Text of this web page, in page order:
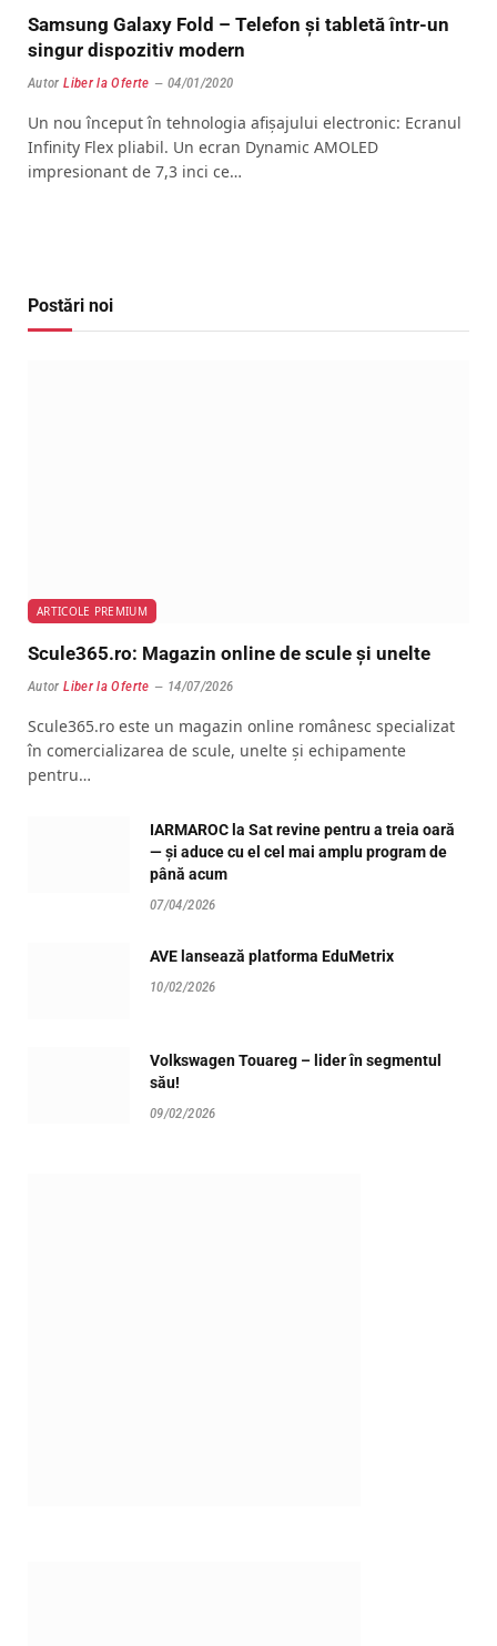
Samsung Galaxy Fold – Telefon și tabletă într-un
singur dispozitiv modern
Autor Liber la Oferte 04/01/2020
Un nou început în tehnologia afișajului electronic: Ecranul
Infinity Flex pliabil. Un ecran Dynamic AMOLED
impresionant de 7,3 inci ce…
Postări noi
ARTICOLE PREMIUM
Scule365.ro: Magazin online de scule și unelte
Autor Liber la Oferte 14/07/2026
Scule365.ro este un magazin online românesc specializat
în comercializarea de scule, unelte și echipamente
pentru…
IARMAROC la Sat revine pentru a treia oară
— și aduce cu el cel mai amplu program de
până acum
07/04/2026
AVE lansează platforma EduMetrix
10/02/2026
Volkswagen Touareg – lider în segmentul
său!
09/02/2026